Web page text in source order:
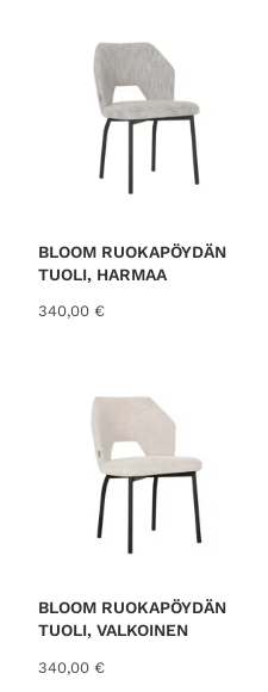
BLOOM RUOKAPÖYDÄN
TUOLI, HARMAA
340,00 €
BLOOM RUOKAPÖYDÄN
TUOLI, VALKOINEN
340,00 €